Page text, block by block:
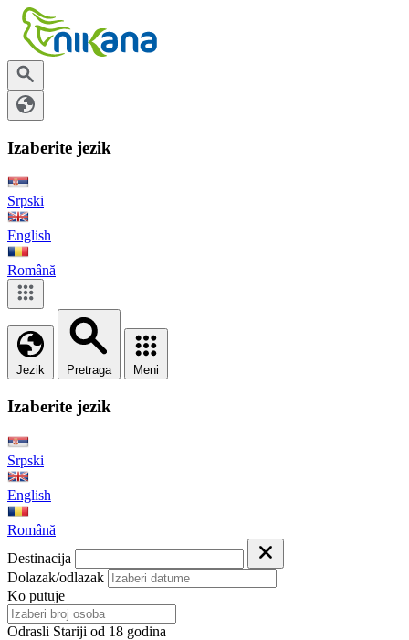
Izaberite jezik
Srpski
English
Română
Jezik Pretraga Meni
Izaberite jezik
Srpski
English
Română
Destinacija
Dolazak/odlazak
Ko putuje
Odrasli Stariji od 18 godina